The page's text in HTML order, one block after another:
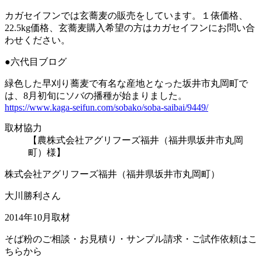
カガセイフンでは玄蕎麦の販売をしています。１俵価格、
22.5kg価格、玄蕎麦購入希望の方はカガセイフンにお問い合
わせください。
●六代目ブログ
緑色した早刈り蕎麦で有名な産地となった坂井市丸岡町で
は、8月初旬にソバの播種が始まりました。
https://www.kaga-seifun.com/sobako/soba-saibai/9449/
取材協力
【農株式会社アグリフーズ福井（福井県坂井市丸岡
町）様】
株式会社アグリフーズ福井（福井県坂井市丸岡町）
大川勝利さん
2014年10月取材
そば粉のご相談・お見積り・サンプル請求・ご試作依頼はこ
ちらから